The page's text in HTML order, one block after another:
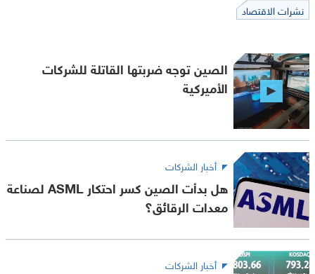
نشرات الاقتصاد
الصين توجه ضربتها القاتلة للشركات
الأميركية
أخبار الشركات
هل بدأت الصين كسر احتكار ASML لصناعة
معدات الرقائق؟
أخبار الشركات